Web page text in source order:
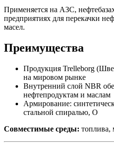
Применяется на АЗС,
предприятиях для перекачки
масел.
Преимущества
Продукция Trelleborg
на мировом рынке
Внутренний слой NBR
нефтепродуктам и маслам
Армирование:
стальной спиралью, О
Совместимые среды: топлива,